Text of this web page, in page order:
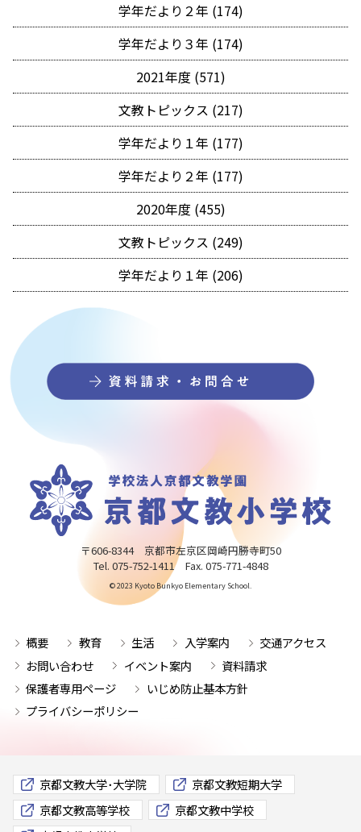
学年だより２年 (174)
学年だより３年 (174)
2021年度 (571)
文教トピックス (217)
学年だより１年 (177)
学年だより２年 (177)
2020年度 (455)
文教トピックス (249)
学年だより１年 (206)
〒606-8344 京都市左京区岡崎円勝寺町50
Tel. 075-752-1411 Fax. 075-771-4848
© 2023 Kyoto Bunkyo Elementary School.
概要 教育 生活 入学案内
交通アクセス
お問い合わせ
イベント案内
資料請求
保護者専用ページ
いじめ防止基本方針
プライバシーポリシー
京都文教大学･大学院
京都文教短期大学
京都文教高等学校
京都文教中学校